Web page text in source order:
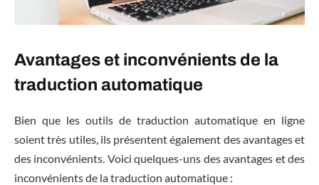
Avantages et inconvénients de la
traduction automatique
Bien que les outils de traduction automatique en ligne
soient très utiles, ils présentent également des avantages et
des inconvénients. Voici quelques-uns des avantages et des
inconvénients de la traduction automatique :